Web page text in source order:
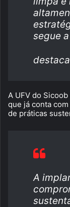
segue
A UFV do
que já conta
de práticas
A